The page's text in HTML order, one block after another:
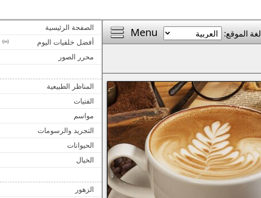
الصفحة الرئيسية
أفضل خلفيات اليوم
محرر الصور
المناظر الطبيعية
الفتيات
مواسم
التجريد والرسومات
الحيوانات
الخيال
الزهور
Menu لغة الموقع: